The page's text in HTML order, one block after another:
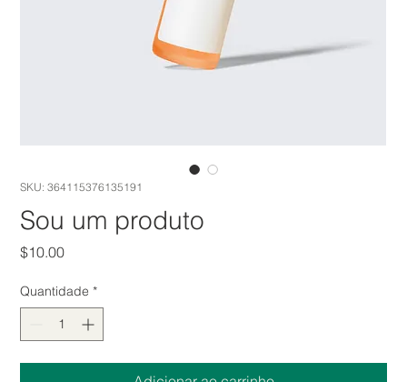
SKU: 364115376135191
Sou um produto
$10.00Preço
Quantidade *